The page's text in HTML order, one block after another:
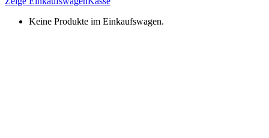
Keine Produkte im Einkaufswagen.